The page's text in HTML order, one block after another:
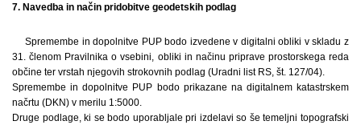
7. Navedba in način pridobitve geodetskih podlag
Spremembe in dopolnitve PUP bodo izvedene v digitalni obliki v skladu z
31. členom Pravilnika o vsebini, obliki in načinu priprave prostorskega reda
občine ter vrstah njegovih strokovnih podlag (Uradni list RS, št. 127/04).
Spremembe in dopolnitve PUP bodo prikazane na digitalnem katastrskem
načrtu (DKN) v merilu 1:5000.
Druge podlage, ki se bodo uporabljale pri izdelavi so še temeljni topografski